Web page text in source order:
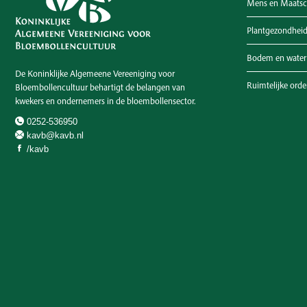
De Koninklijke Algemeene Vereeniging voor
Bloembollencultuur behartigt de belangen van
kwekers en ondernemers in de bloembollensector.
0252-536950
kavb@kavb.nl
/kavb
Mens en
Plantgezondheid
Bodem en water
Ruimtelijke